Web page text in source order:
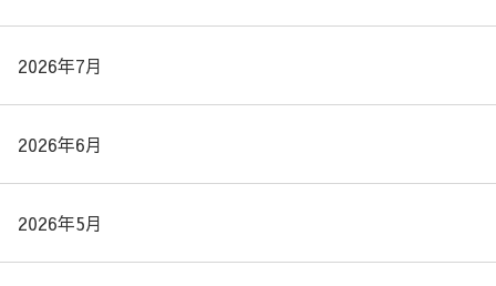
2026年7月
2026年6月
2026年5月